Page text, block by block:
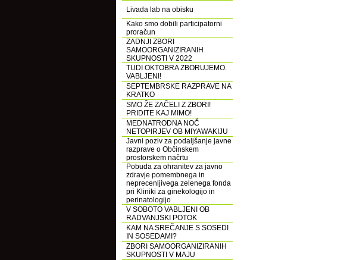
Livada lab na obisku
Kako smo dobili participatorni
proračun
ZADNJI ZBORI
SAMOORGANIZIRANIH
SKUPNOSTI V 2022
TUDI OKTOBRA ZBORUJEMO.
VABLJENI!
SEPTEMBRSKE RAZPRAVE NA
KRATKO
SMO ŽE ZAČELI Z ZBORI!
PRIDITE KAJ MIMO!
MEDNATRODNA NOČ
NETOPIRJEV OB MIYAWAKIJU
Javni poziv za podaljšanje javne
razprave o Občinskem
prostorskem načrtu
Pobuda za ohranitev za javno
zdravje pomembnega in
neprecenljivega zelenega fonda
pri Kliniki za ginekologijo in
perinatologijo
V SOBOTO VABLJENI OB
RADVANJSKI POTOK
KAM NA SREČANJE S SOSEDI
IN SOSEDAMI?
ZBORI SAMOORGANIZIRANIH
SKUPNOSTI V MAJU